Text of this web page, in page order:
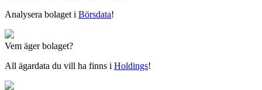
Analysera bolaget i Börsdata!
Vem äger bolaget?
All ägardata du vill ha finns i Holdings!